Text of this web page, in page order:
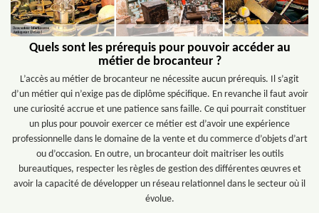
Quels sont les prérequis pour pouvoir accéder au
métier de brocanteur ?
L’accès au métier de brocanteur ne nécessite aucun prérequis. Il s’agit
d’un métier qui n’exige pas de diplôme spécifique. En revanche il faut avoir
une curiosité accrue et une patience sans faille. Ce qui pourrait constituer
un plus pour pouvoir exercer ce métier est d’avoir une expérience
professionnelle dans le domaine de la vente et du commerce d’objets d’art
ou d’occasion. En outre, un brocanteur doit maitriser les outils
bureautiques, respecter les règles de gestion des différentes œuvres et
avoir la capacité de développer un réseau relationnel dans le secteur où il
évolue.